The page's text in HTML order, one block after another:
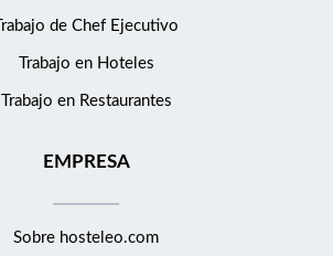
Trabajo de Chef Ejecutivo
Trabajo en Hoteles
Trabajo en Restaurantes
EMPRESA
Sobre hosteleo.com